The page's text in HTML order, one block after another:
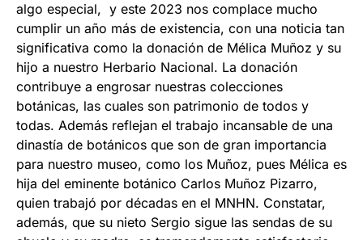
algo especial, y este 2023 nos complace mucho
cumplir un año más de existencia, con una noticia tan
significativa como la donación de Mélica Muñoz y su
hijo a nuestro Herbario Nacional. La donación
contribuye a engrosar nuestras colecciones
botánicas, las cuales son patrimonio de todos y
todas. Además reflejan el trabajo incansable de una
dinastía de botánicos que son de gran importancia
para nuestro museo, como los Muñoz, pues Mélica es
hija del eminente botánico Carlos Muñoz Pizarro,
quien trabajó por décadas en el MNHN. Constatar,
además, que su nieto Sergio sigue las sendas de su